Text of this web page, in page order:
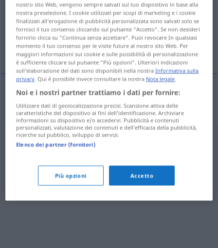
Panoramica di tutte le traduzion
(Fai clic sulla/Tocca traduzione per maggiori dettagli)
Segeln
Segeln iatismo
nostro sito Web, vengono sempre salvati sul tuo dispositivo in base alla
nostra preselezione. I cookie utilizzati per scopi di marketing e i cookie
finalizzati all’erogazione di pubblicità personalizzata sono salvati solo se
fornisci il tuo consenso cliccando sul pulsante “Accetto”. Se non desideri
fornirlo clicca su “Continua senza accettare”. Puoi revocare In qualsiasi
momento il tuo consenso per le visite future al nostro sito Web. Per
maggiori informazioni sui cookie e sulle possibilità di personalizzazione
è sufficiente cliccare sul pulsante “Più opzioni”. Ulteriori indicazioni
sull’elaborazione dei dati sono disponibili nella nostraInformativa sulla
privacy. Qui è possibile invece consultare la nostra Nota legale.
Noi e i nostri partner trattiamo i dati per fornire:
Utilizzare dati di geolocalizzazione precisi. Scansione attiva delle
caratteristiche del dispositivo ai fini dell’identificazione. Archiviare
informazioni su dispositivo e/o accedervi. Pubblicità e contenuti
personalizzati, valutazione dei contenuti e dell’efficacia della pubblicità,
ricerche sul pubblico, sviluppo di servizi.
Elenco dei partner (fornitori)
Più opzioni Accetto